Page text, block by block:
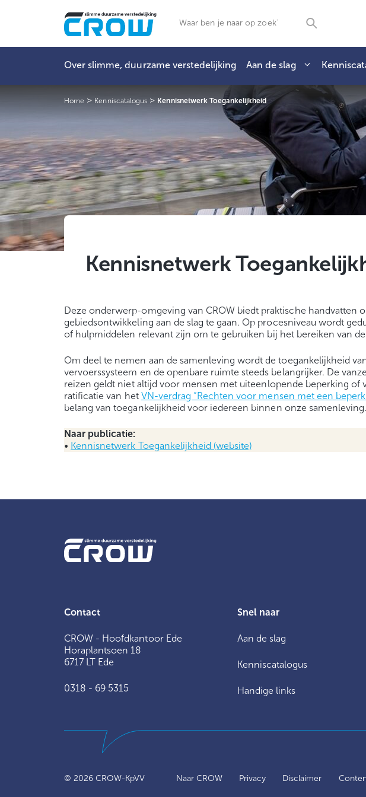
Zoeken
Over slimme, duurzame verstedelijking Aan de slag
Home > Kenniscatalogus > Kennisnetwerk Toegankelijkheid
Kennisnetwerk
Deze onderwerp-omgeving van CROW biedt praktische handvatten
gebiedsontwikkeling aan de slag te gaan. Op procesniveau wordt
of hulpmiddelen relevant zijn om te gebruiken bij het bereiken van
Om deel te nemen aan de samenleving wordt de toegankelijkheid
vervoerssysteem en de openbare ruimte steeds belangrijker. De
reizen geldt niet altijd voor mensen met uiteenlopende beperking of
ratificatie van het VN-verdrag “Rechten voor mensen met een
belang van toegankelijkheid voor iedereen binnen onze samenleving.
Naar publicatie:
• Kennisnetwerk Toegankelijkheid (website)
Contact
CROW - Hoofdkantoor Ede
Horaplantsoen 18
6717 LT Ede
0318 - 69 5315
Snel naar
Aan de slag
Kenniscatalogus
Handige links
© 2026CROW-KpVV Naar CROW Privacy Disclaimer